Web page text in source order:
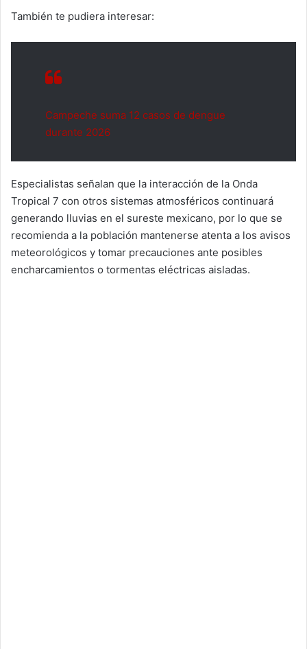
También te pudiera interesar:
Campeche suma 12 casos de dengue
durante 2026
Especialistas señalan que la interacción de la Onda
Tropical 7 con otros sistemas atmosféricos continuará
generando lluvias en el sureste mexicano, por lo que se
recomienda a la población mantenerse atenta a los avisos
meteorológicos y tomar precauciones ante posibles
encharcamientos o tormentas eléctricas aisladas.